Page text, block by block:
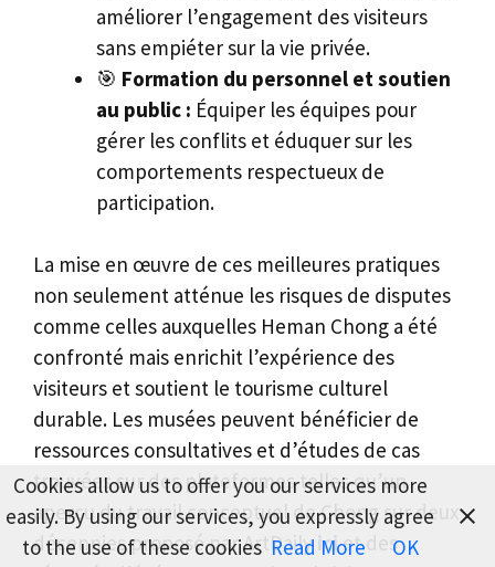
améliorer l’engagement des visiteurs
sans empiéter sur la vie privée.
🎯 Formation du personnel et soutien
au public : Équiper les équipes pour
gérer les conflits et éduquer sur les
comportements respectueux de
participation.
La mise en œuvre de ces meilleures pratiques
non seulement atténue les risques de disputes
comme celles auxquelles Heman Chong a été
confronté mais enrichit l’expérience des
visiteurs et soutient le tourisme culturel
durable. Les musées peuvent bénéficier de
ressources consultatives et d’études de cas
trouvées sur des plateformes telles qu’un
aperçu du travail conceptuel de Chong sur deux
décennies proposé par ArtDaily iciet des
Cookies allow us to offer you our services more
easily. By using our services, you expressly agree
to the use of these cookies Read More OK